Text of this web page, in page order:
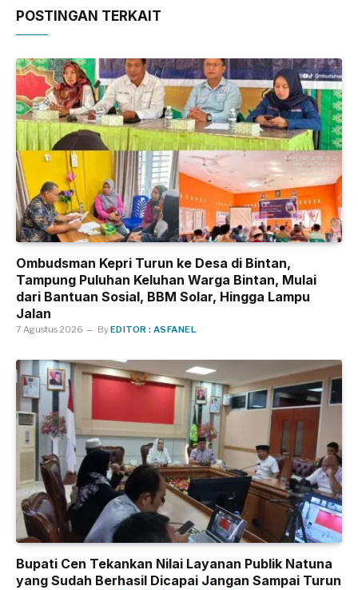
POSTINGAN TERKAIT
Ombudsman Kepri Turun ke Desa di Bintan,
Tampung Puluhan Keluhan Warga Bintan, Mulai
dari Bantuan Sosial, BBM Solar, Hingga Lampu
Jalan
7 Agustus 2026 ByEDITOR : ASFANEL
Bupati Cen Tekankan Nilai Layanan Publik Natuna
yang Sudah Berhasil Dicapai Jangan Sampai Turun